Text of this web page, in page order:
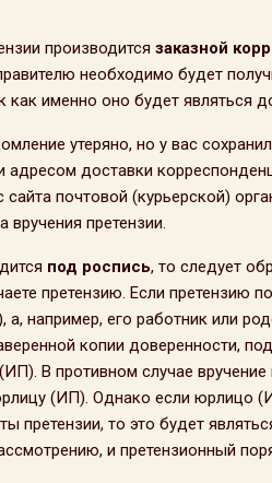
производится заказной
необходимо будет
как именно оно будет являться
утеряно, но у вас
адресом доставки
сайта почтовой (курьерской)
вручения претензии.
под роспись, то следует
претензию. Если претензию
например, его работник или
копии доверенности,
В противном случае вручение
(ИП). Однако если юрлицо
претензии, то это будет
и претензионный